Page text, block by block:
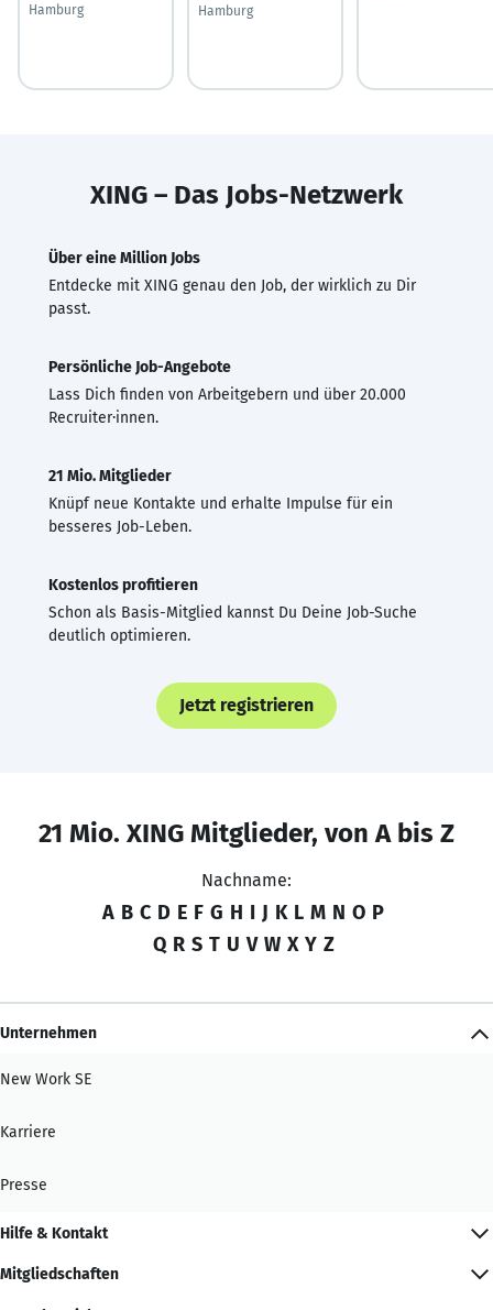
Hamburg
Hamburg
XING – Das Jobs-Netzwerk
Über eine Million Jobs
Entdecke mit XING genau den Job, der wirklich zu Dir
passt.
Persönliche Job-Angebote
Lass Dich finden von Arbeitgebern und über 20.000
Recruiter·innen.
21 Mio. Mitglieder
Knüpf neue Kontakte und erhalte Impulse für ein
besseres Job-Leben.
Kostenlos profitieren
Schon als Basis-Mitglied kannst Du Deine Job-Suche
deutlich optimieren.
Jetzt registrieren
21 Mio. XING Mitglieder, von A bis Z
Nachname:
A B C D E F G H I J K L M N O P
Q R S T U V W X Y Z
Unternehmen
New Work SE
Karriere
Presse
Hilfe & Kontakt
Mitgliedschaften